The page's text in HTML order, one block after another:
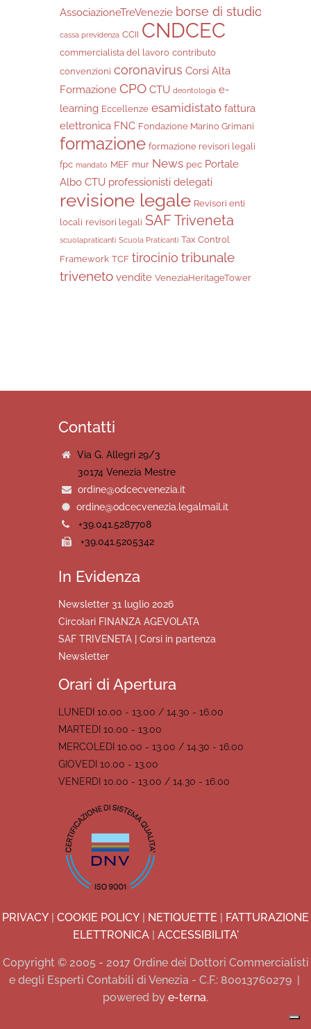
AssociazioneTreVenezie borse di studio
cassa previdenza CCII CNDCEC
commercialista del lavoro contributo
convenzioni coronavirus Corsi Alta
Formazione CPO CTU deontologia e-
learning Eccellenze esamidistato fattura
elettronica FNC Fondazione Marino Grimani
formazione formazione revisori legali
fpc mandato MEF mur News pec Portale
Albo CTU professionisti delegati
revisione legale Revisori enti
locali revisori legali SAF Triveneta
scuolapraticanti Scuola Praticanti Tax Control
Framework TCF tirocinio tribunale
triveneto vendite VeneziaHeritageTower
Contatti
Via G. Allegri 29/3
30174 Venezia Mestre
ordine@odcecvenezia.it
ordine@odcecvenezia.legalmail.it
+39.041.5287708
+39.041.5205342
In Evidenza
Newsletter 31 luglio 2026
Circolari FINANZA AGEVOLATA
SAF TRIVENETA | Corsi in partenza
Newsletter
Orari di Apertura
LUNEDI 10.00 - 13.00 / 14.30 - 16.00
MARTEDI 10.00 - 13.00
MERCOLEDI 10.00 - 13.00 / 14.30 - 16.00
GIOVEDI 10.00 - 13.00
VENERDI 10.00 - 13.00 / 14.30 - 16.00
PRIVACY | COOKIE POLICY | NETIQUETTE | FATTURAZIONE
ELETTRONICA| ACCESSIBILITA'
Copyright © 2005 - 2017 Ordine dei Dottori Commercialisti
e degli Esperti Contabili di Venezia - C.F.: 80013760279 |
powered by e-terna.